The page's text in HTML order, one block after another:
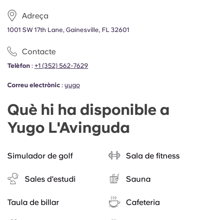
Adreça
1001 SW 17th Lane, Gainesville, FL 32601
Contacte
Telèfon : +1 (352) 562-7629
Correu electrònic : yugo
Què hi ha disponible a
Yugo L'Avinguda
Simulador de golf Sala de fitness
Sales d'estudi Sauna
Taula de billar Cafeteria